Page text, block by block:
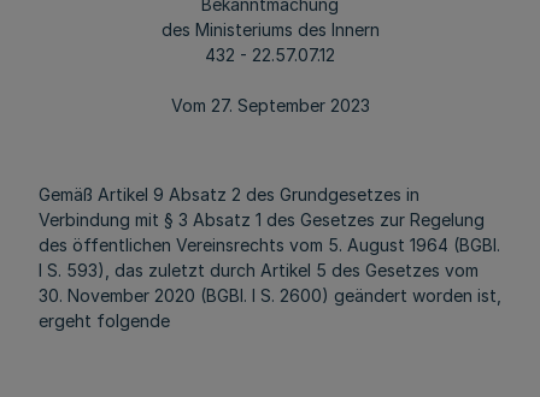
Bekanntmachung
des Ministeriums des Innern
432 - 22.57.07.12
Vom 27. September 2023
Gemäß Artikel 9 Absatz 2 des Grundgesetzes in
Verbindung mit § 3 Absatz 1 des Gesetzes zur Regelung
des öffentlichen Vereinsrechts vom 5. August 1964 (BGBl.
I S. 593), das zuletzt durch Artikel 5 des Gesetzes vom
30. November 2020 (BGBl. I S. 2600) geändert worden ist,
ergeht folgende